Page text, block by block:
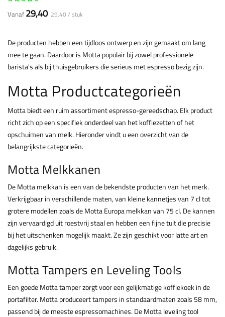
Vanaf 29,40 29,40 / stuk
De producten hebben een tijdloos ontwerp en zijn gemaakt om lang
mee te gaan. Daardoor is Motta populair bij zowel professionele
barista's als bij thuisgebruikers die serieus met espresso bezig zijn.
Motta Productcategorieën
Motta biedt een ruim assortiment espresso-gereedschap. Elk product
richt zich op een specifiek onderdeel van het koffiezetten of het
opschuimen van melk. Hieronder vindt u een overzicht van de
belangrijkste categorieën.
Motta Melkkanen
De Motta melkkan is een van de bekendste producten van het merk.
Verkrijgbaar in verschillende maten, van kleine kannetjes van 7 cl tot
grotere modellen zoals de Motta Europa melkkan van 75 cl. De kannen
zijn vervaardigd uit roestvrij staal en hebben een fijne tuit die precisie
bij het uitschenken mogelijk maakt. Ze zijn geschikt voor latte art en
dagelijks gebruik.
Motta Tampers en Leveling Tools
Een goede Motta tamper zorgt voor een gelijkmatige koffiekoek in de
portafilter. Motta produceert tampers in standaardmaten zoals 58 mm,
passend bij de meeste espressomachines. De Motta leveling tool